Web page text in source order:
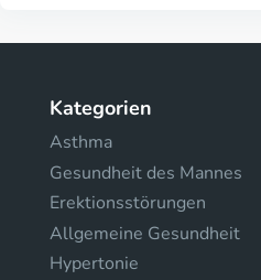
Kategorien
Asthma
Gesundheit des Mannes
Erektionsstörungen
Allgemeine Gesundheit
Hypertonie